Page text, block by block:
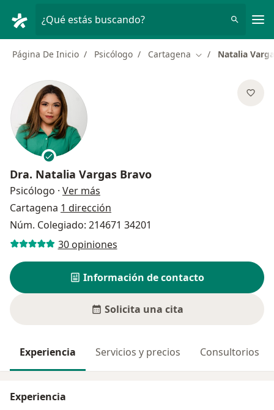
¿Qué estás buscando?
Página De Inicio Psicólogo Cartagena Cambiar de ciudad
Natalia
Dra. Natalia Vargas Bravo
Psicólogo · Ver más
Cartagena 1 dirección
Núm. Colegiado: 214671 34201
30 opiniones
Información de contacto
Solicita una cita
Experiencia Servicios y precios Consultorios
Experiencia